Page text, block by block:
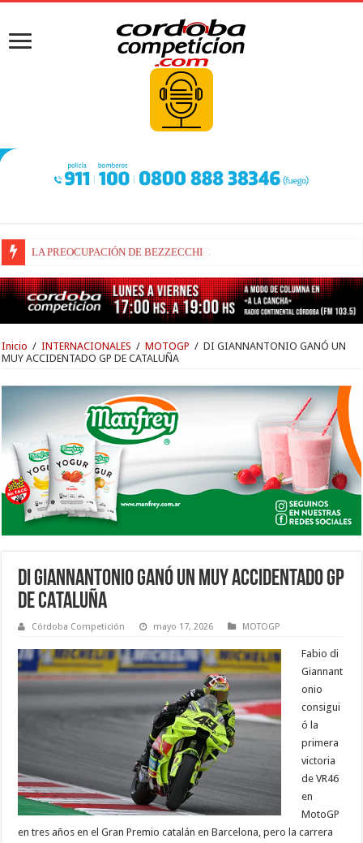
BEZZECCHI, RECUPERADO Y VELOZ
Inicio / INTERNACIONALES / MOTOGP / DI GIANNANTONIO GANÓ UN
MUY ACCIDENTADO GP DE CATALUÑA
DI GIANNANTONIO GANÓ UN MUY ACCIDENTADO GP
DE CATALUÑA
Córdoba Competición mayo 17, 2026 MOTOGP
Fabio di
Giannant
onio
consigui
ó la
primera
victoria
de VR46
en
MotoGP
en tres años en el Gran Premio catalán en Barcelona, pero la carrera